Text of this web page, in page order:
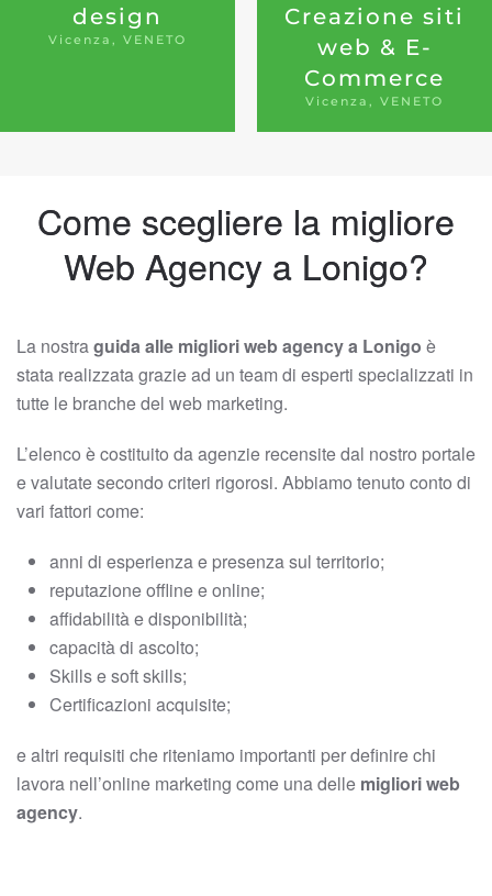
design
Vicenza, VENETO
Creazione siti
web & E-
Commerce
Vicenza, VENETO
Come scegliere la migliore
Web Agency a Lonigo?
La nostraguida alle migliori web agency a Lonigo è
stata realizzata grazie ad un team di esperti specializzati in
tutte le branche del web marketing.
L’elenco è costituito da agenzie recensite dal nostro portale
e valutate secondo criteri rigorosi. Abbiamo tenuto conto di
vari fattori come:
anni di esperienza e presenza sul territorio;
reputazione offline e online;
affidabilità e disponibilità;
capacità di ascolto;
Skills e soft skills;
Certificazioni acquisite;
e altri requisiti che riteniamo importanti per definire chi
lavora nell’online marketing come una delle migliori web
agency.